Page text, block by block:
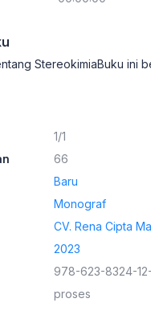
StereokimiaBuku ini
1/1
66
Baru
Monograf
CV. Rena Cipta
2023
978-623-8324-
proses